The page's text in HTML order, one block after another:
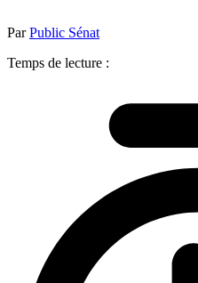
ParPublic Sénat
Temps de lecture :